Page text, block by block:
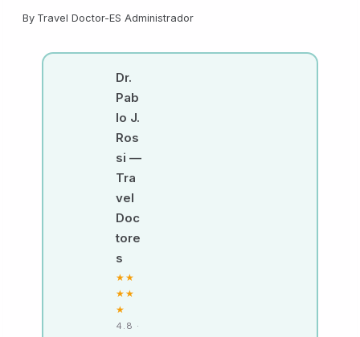
By Travel Doctor-ES Administrador
Dr.
Pab
lo J.
Ros
si —
Tra
vel
Doc
tore
s
★★
★★
★
4.8 ·